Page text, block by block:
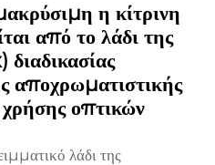
η κίτρινη
από το λάδι της
διαδικασίας
αποχρωματιστικής
χρήσης οπτικών
λάδι της